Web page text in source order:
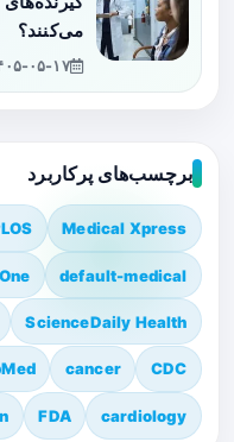
می‌کنند؟
۱۴۰۵-۰۵-
برچسب‌های پرکاربرد
Medical Xpress
default-medical
ScienceDaily Health
CDC
cancer
cardiology
FDA